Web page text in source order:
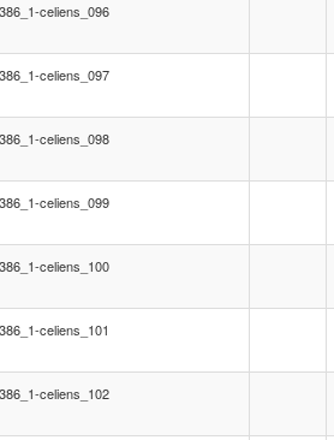
celiens_096
celiens_097
celiens_098
celiens_099
celiens_100
celiens_101
celiens_102